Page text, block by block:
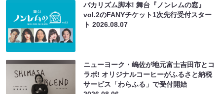
バカリズム脚本! 舞台『ノンレムの窓』
vol.2のFANYチケット1次先行受付スター
ト2026.08.07
ニューヨーク・嶋佐が地元富士吉田市とコ
ラボ! オリジナルコーヒーがふるさと納税
サービス「わらふる」で受付開始